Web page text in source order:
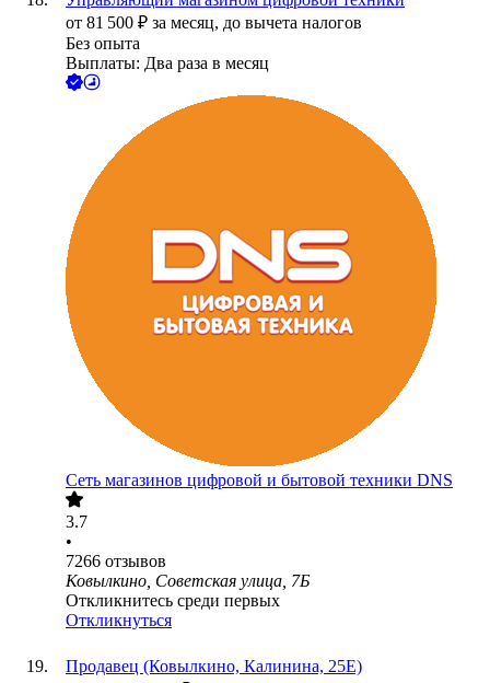
от 81 500 ₽ за месяц, до вычета налогов
Без опыта
Выплаты: Два раза в месяц
Сеть магазинов цифровой и бытовой техники DNS
3.7
•
7266 отзывов
Ковылкино, Советская улица, 7Б
Откликнитесь среди первых
Откликнуться
Продавец (Ковылкино, Калинина, 25Е)